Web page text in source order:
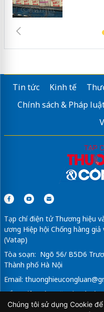
Tin tức Kinh tế
Chính sách & Pháp
Tạp chí điện tử Thương hiệu
ương Hiệp hội Chống hàng
(Vatap)
Tòa soạn: Ngõ 56/ B5D6
Thành phố Hà Nội
Email:
Tổng Biên Tập: Vũ Đức Thuận
Giấy phép hoạt động báo chí
Chúng tôi sử dụng Cookie